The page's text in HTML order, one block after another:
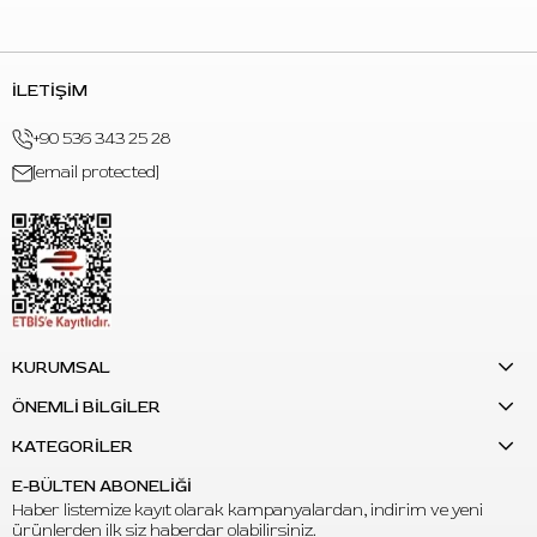
İLETİŞİM
+90 536 343 25 28
[email protected]
KURUMSAL
ÖNEMLİ BİLGİLER
KATEGORİLER
E-BÜLTEN ABONELİĞİ
Haber listemize kayıt olarak kampanyalardan, indirim ve yeni
ürünlerden ilk siz haberdar olabilirsiniz.